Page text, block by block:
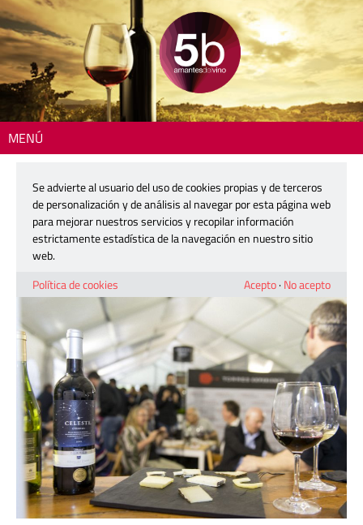
MENÚ
entradas de la Altea Torres Experience
Ya tenemos ganador de las entradas
de la Altea Torres Experience
21 abril, 2016
Se advierte al usuario del uso de cookies propias y de terceros
de personalización y de análisis al navegar por esta página web
para mejorar nuestros servicios y recopilar información
estrictamente estadística de la navegación en nuestro sitio
web.
Política de cookies
Acepto· No acepto